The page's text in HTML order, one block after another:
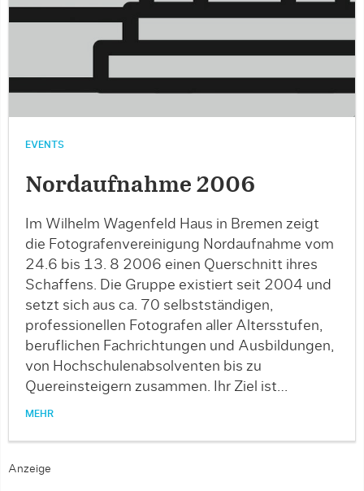
EVENTS
Nordaufnahme 2006
Im Wilhelm Wagenfeld Haus in Bremen zeigt
die Fotografenvereinigung Nordaufnahme vom
24.6 bis 13. 8 2006 einen Querschnitt ihres
Schaffens. Die Gruppe existiert seit 2004 und
setzt sich aus ca. 70 selbstständigen,
professionellen Fotografen aller Altersstufen,
beruflichen Fachrichtungen und Ausbildungen,
von Hochschulenabsolventen bis zu
Quereinsteigern zusammen. Ihr Ziel ist…
MEHR
Anzeige